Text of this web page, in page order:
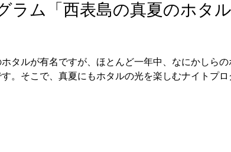
ラム「西表島の真夏のホタ
タルが有名ですが、ほとんど一年中、なにかしら
。そこで、真夏にもホタルの光を楽しむナイトプ